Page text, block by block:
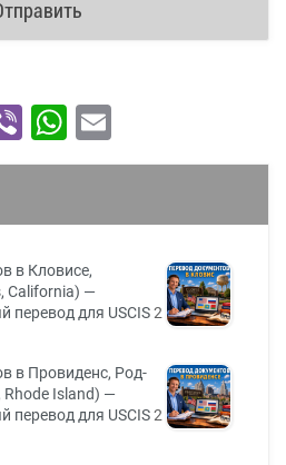
ViberWhatsApp
в Кловисе,
California) —
перевод для USCIS2
в Провиденс, Род-
Rhode Island) —
перевод для USCIS2